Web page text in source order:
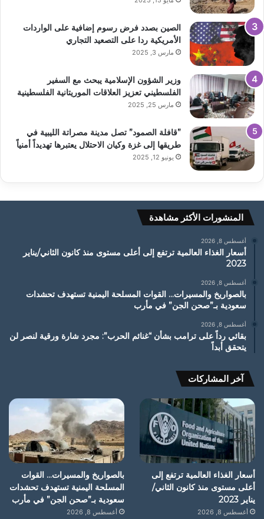
الصين بصدد فرض رسوم إضافية على الواردات
الأمريكية ردا على التصعيد التجاري
مارس 3, 2025
وزير الشؤون الإسلامية يبحث مع السفير
الفلسطيني تعزيز العلاقات الموريتانية الفلسطينية
مارس 25, 2025
”قافلة الصمود” تصل مدينة مصراتة الليبية في
طريقها إلى غزة وكيان الاحتلال يعتبرها تهديداً أمنياً
يونيو 12, 2025
المنشورات الأكثر مشاهدة
أغسطس 8, 2026
أسعار الغذاء العالمية ترتفع إلى أعلى مستوى منذ كانون الثاني/يناير
2023
أغسطس 8, 2026
بالصواريخ والمسيرات… القوات المسلحة اليمنية تستهدف تحشدات
سعودية بـ”صحن الجن” في مأرب
أغسطس 8, 2026
بقائي رداً على ترامب بشأن “غنائم الحرب”: مجرد شارة ورقية لنصر لن
يتحقق أبداً
آخر المشاركات
أسعار الغذاء العالمية ترتفع إلى
أعلى مستوى منذ كانون الثاني/
يناير 2023
أغسطس 8, 2026
بالصواريخ والمسيرات… القوات
المسلحة اليمنية تستهدف تحشدات
سعودية بـ”صحن الجن” في مأرب
أغسطس 8, 2026